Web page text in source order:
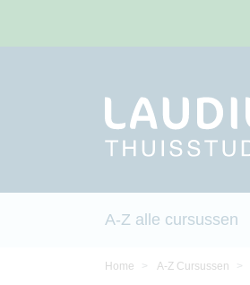
A-Z alle cursussen
Home A-Z Cursussen